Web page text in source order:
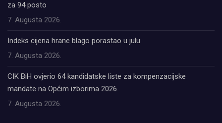
za 94 posto
7. Augusta 2026.
Indeks cijena hrane blago porastao u julu
7. Augusta 2026.
CIK BiH ovjerio 64 kandidatske liste za kompenzacijske
mandate na Općim izborima 2026.
7. Augusta 2026.